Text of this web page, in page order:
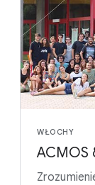
WŁOCHY
ACMOS